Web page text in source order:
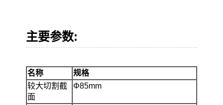
主要参数:
名称
规格
较大切割截
面
Φ85mm